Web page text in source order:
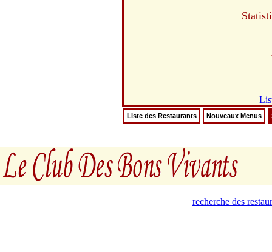
Liste des Restaurants Nouveaux Menus
recherche des